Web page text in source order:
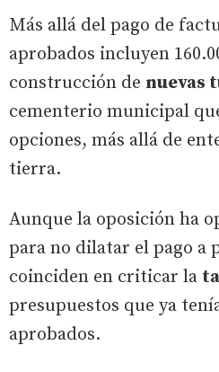
Más allá del pago de
aprobados incluyen
construcción de nuevas
cementerio municipal
opciones, más allá de
tierra.
Aunque la oposición ha
para no dilatar el pago a
coinciden en criticar la
presupuestos que ya
aprobados.